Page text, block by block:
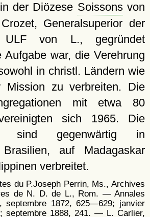
der Diözese Soissonsvon
Generalsuperior der
ULF von L., gegründet
Aufgabe war, die Verehrung
in christl. Ländern wie
Mission zu verbreiten. Die
mit etwa 80
sich 1965. Die
sind gegenwärtig in
Brasilien, auf Madagaskar
verbreitet.
du P.Joseph Perrin, Ms., Archives
de N. D. de L., Rom. — Annales
1872, 625—629; janvier
septembre 1888, 241. — L. Carlier,